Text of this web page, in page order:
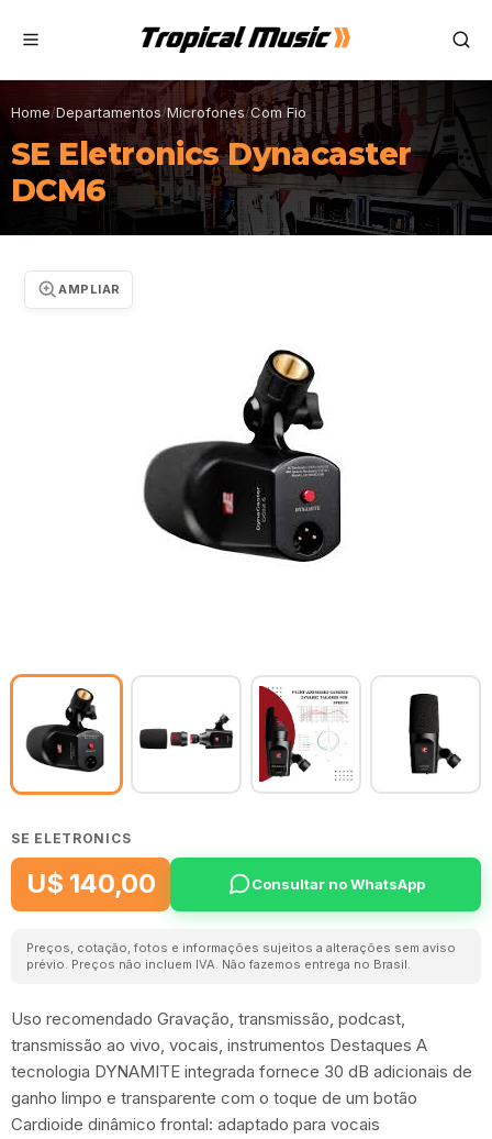
Home/Departamentos/Microfones/Com Fio
SE Eletronics Dynacaster
DCM6
AMPLIAR
SE ELETRONICS
U$ 140,00 Consultar no WhatsApp
Preços, cotação, fotos e informações sujeitos a alterações sem aviso
prévio. Preços não incluem IVA. Não fazemos entrega no Brasil.
Uso recomendado Gravação, transmissão, podcast,
transmissão ao vivo, vocais, instrumentos Destaques A
tecnologia DYNAMITE integrada fornece 30 dB adicionais de
ganho limpo e transparente com o toque de um botão
Cardioide dinâmico frontal: adaptado para vocais